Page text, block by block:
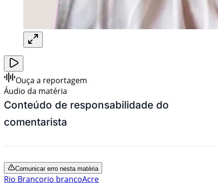
Ouça a reportagem
Áudio da matéria
Conteúdo de responsabilidade do
comentarista
Comunicar erro nesta matéria
Rio Brancorio brancoAcre